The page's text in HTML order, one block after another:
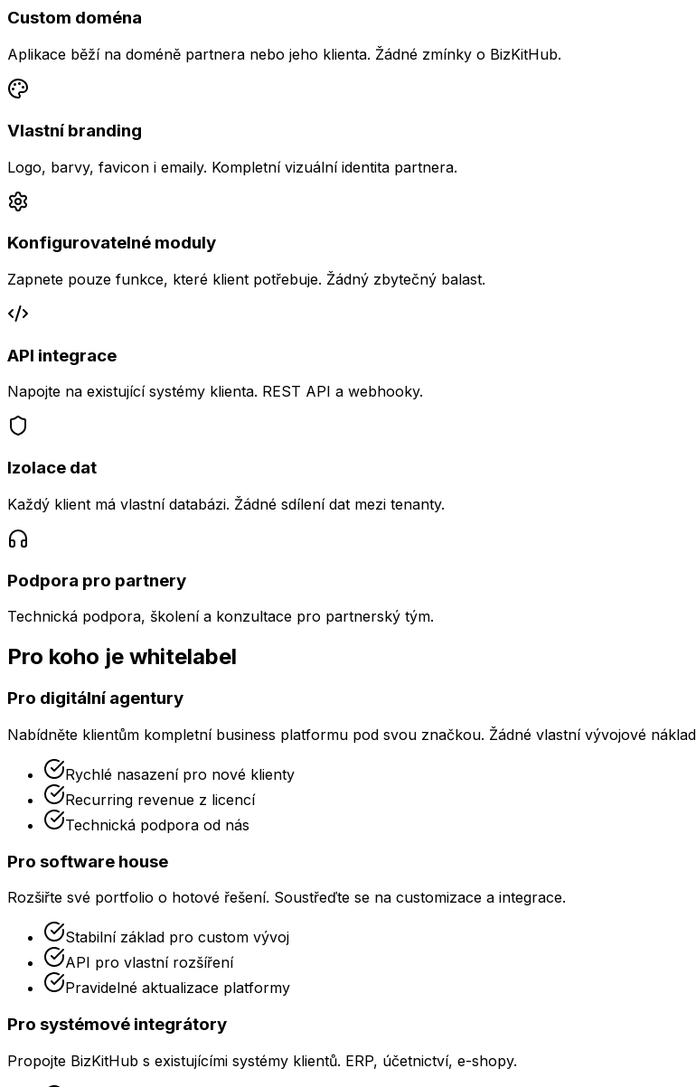
Custom doména
Aplikace běží na doméně partnera nebo jeho klienta. Žádné zmínky o BizKitHub.
Vlastní branding
Logo, barvy, favicon i emaily. Kompletní vizuální identita partnera.
Konfigurovatelné moduly
Zapnete pouze funkce, které klient potřebuje. Žádný zbytečný balast.
API integrace
Napojte na existující systémy klienta. REST API a webhooky.
Izolace dat
Každý klient má vlastní databázi. Žádné sdílení dat mezi tenanty.
Podpora pro partnery
Technická podpora, školení a konzultace pro partnerský tým.
Pro koho je whitelabel
Pro digitální agentury
Nabídněte klientům kompletní business platformu pod svou značkou. Žádné vlastní vývojové
Rychlé nasazení pro nové klienty
Recurring revenue z licencí
Technická podpora od nás
Pro software house
Rozšiřte své portfolio o hotové řešení. Soustřeďte se na customizace a integrace.
Stabilní základ pro custom vývoj
API pro vlastní rozšíření
Pravidelné aktualizace platformy
Pro systémové integrátory
Propojte BizKitHub s existujícími systémy klientů. ERP, účetnictví, e-shopy.